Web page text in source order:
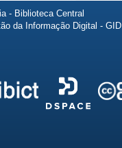
- Biblioteca Central
da Informação Digital - GID